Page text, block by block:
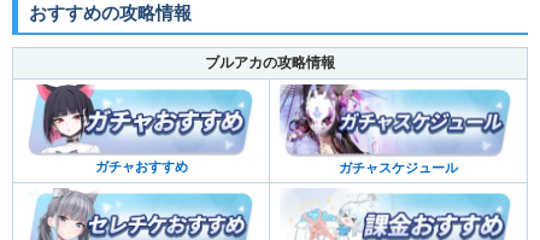
おすすめの攻略情報
ブルアカの攻略情報
ガチャおすすめ ガチャスケジュール